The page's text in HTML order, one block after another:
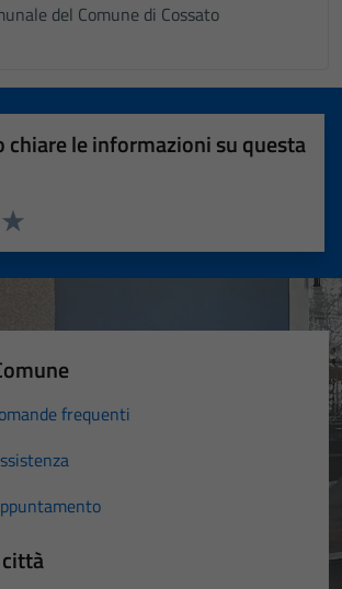
del Comune di Cossato
chiare le informazioni su questa
Valuta 5 stelle su 5
4 stelle su 5
stelle su 5
su 5
5
frequenti